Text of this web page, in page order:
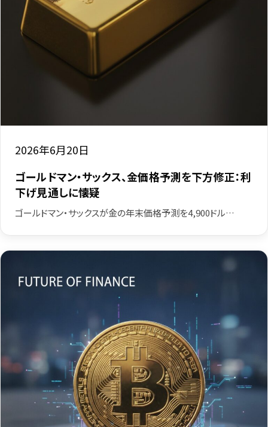
2026年6月20日
ゴールドマン・サックス、金価格予測を下方修正：利
下げ見通しに懐疑
ゴールドマン・サックスが金の年末価格予測を4,900ドル…